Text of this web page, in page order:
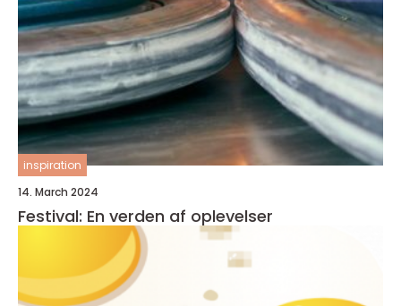
inspiration
14. March 2024
Festival: En verden af oplevelser